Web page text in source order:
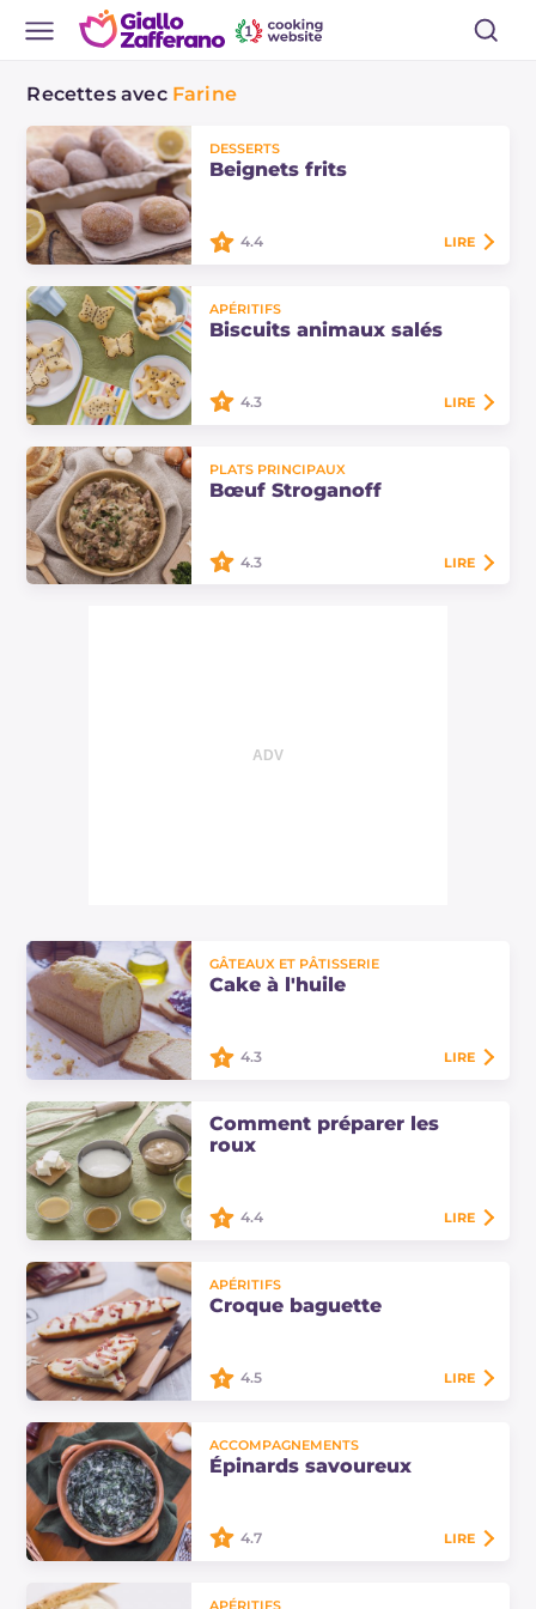
Recettes avec Farine
DESSERTS
Beignets frits
préparation d'origine maison et
sont préparés avec une simple pâte
4.4 LIRE
APÉRITIFS
Biscuits animaux salés
amuse-gueules délicieux au
parmesan en forme de petits
4.3 LIRE
PLATS PRINCIPAUX
Bœuf Stroganoff
4.3 LIRE
GÂTEAUX ET PÂTISSERIE
Cake à l'huile
Le cake à l'huile est réalisé avec de
l'huile d'olive à la place du beurre,
aromatisé à l'orange, c'est le gâteau
4.3 LIRE
Comment préparer les
roux
Cuisine, nous vous enseignons
comment préparer les roux, c'est-à-
dire la base de la béchamel et des
4.4 LIRE
APÉRITIFS
Croque baguette
réinterprétation moderne du
typique en-cas français : le croque
4.5 LIRE
ACCOMPAGNEMENTS
Épinards savoureux
4.7 LIRE
APÉRITIFS